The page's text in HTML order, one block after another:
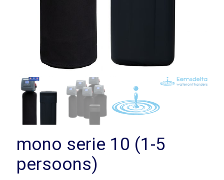
mono serie 10 (1-5
persoons)